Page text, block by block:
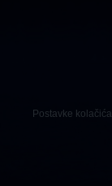
Postavke kolačića